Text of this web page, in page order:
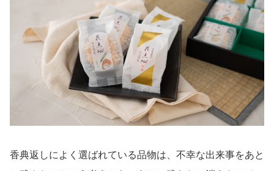
香典返しによく選ばれている品物は、不幸な出来事をあと